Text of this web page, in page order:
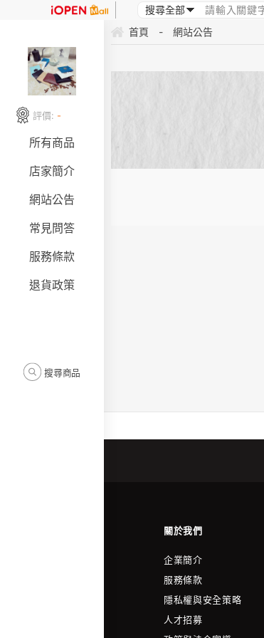
評價: -
搜尋商品
所有商品
店家簡介
網站公告
常見問答
服務條款
退貨政策
首頁 - 網站公告
關於我們
企業簡介
服務條款
隱私權與安全策略
人才招募